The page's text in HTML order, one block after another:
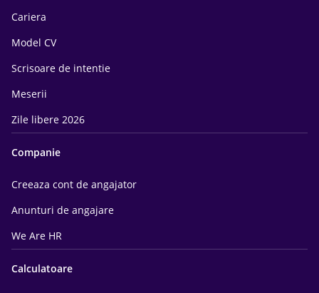
Cariera
Model CV
Scrisoare de intentie
Meserii
Zile libere 2026
Companie
Creeaza cont de angajator
Anunturi de angajare
We Are HR
Calculatoare